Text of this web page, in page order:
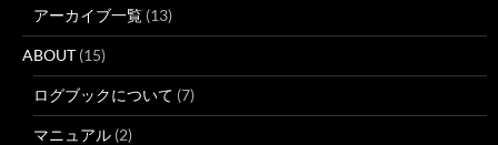
アーカイブ一覧 (13)
ABOUT (15)
ログブックについて (7)
マニュアル (2)